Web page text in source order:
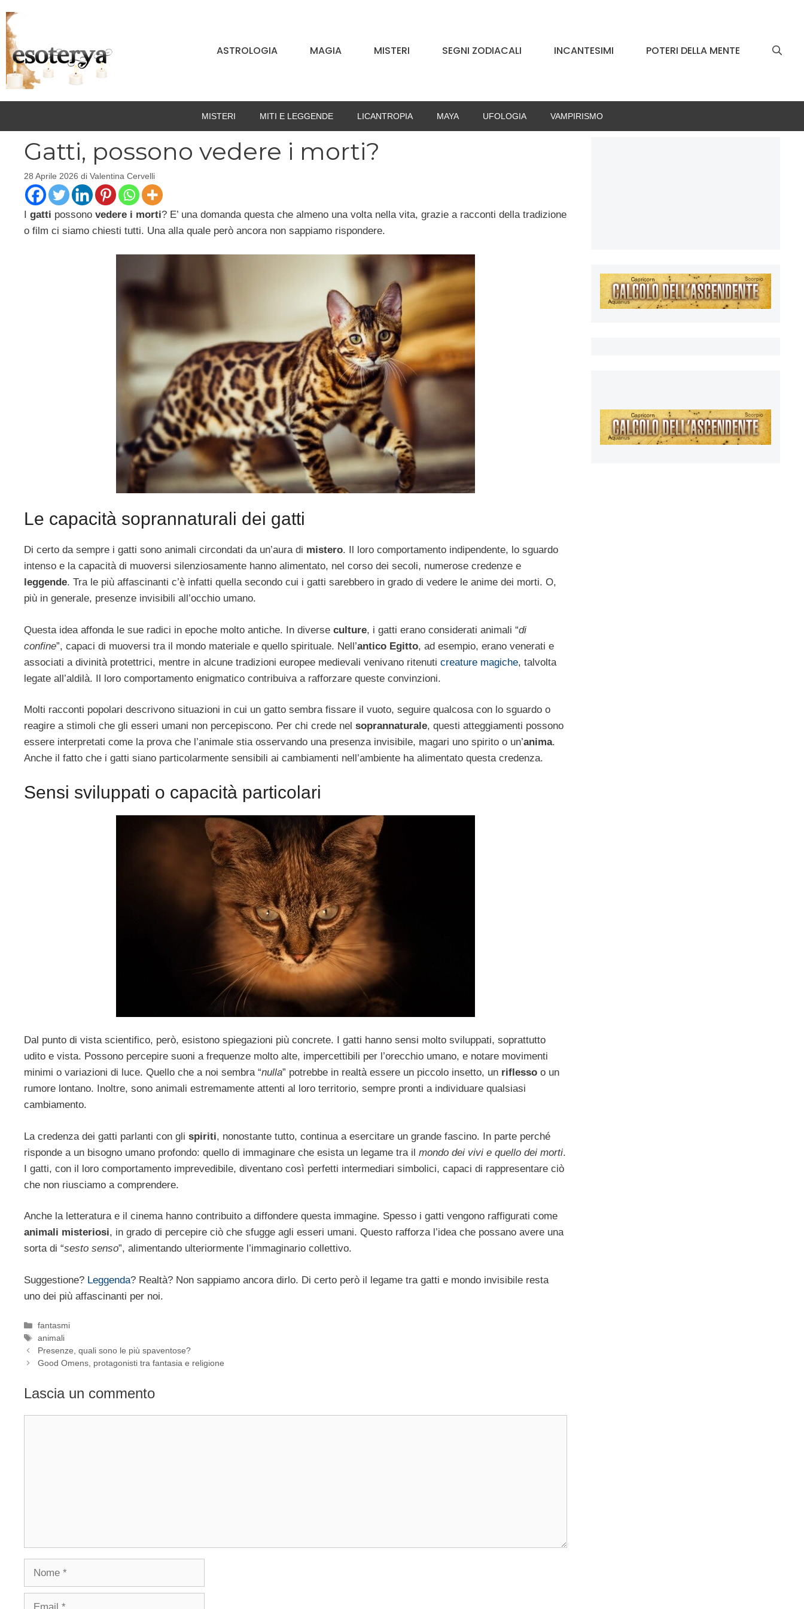
al
contenuto
ASTROLOGIA MAGIA MISTERI SEGNI ZODIACALI INCANTESIMI POTERI DELLA MENTE
MISTERI MITI E LEGGENDE LICANTROPIA MAYA UFOLOGIA VAMPIRISMO
Gatti, possono vedere i morti?
28 Aprile 2026 di Valentina Cervelli
gatti possono vedere i morti? E’ una domanda questa che almeno una volta nella vita, grazie a racconti della tradizione
o film ci siamo chiesti tutti. Una alla quale però ancora non sappiamo rispondere.
Le capacità soprannaturali dei gatti
Di certo da sempre i gatti sono animali circondati da un’aura di mistero. Il loro comportamento indipendente, lo sguardo
intenso e la capacità di muoversi silenziosamente hanno alimentato, nel corso dei secoli, numerose credenze e
leggende. Tra le più affascinanti c’è infatti quella secondo cui i gatti sarebbero in grado di vedere le anime dei morti. O,
più in generale, presenze invisibili all’occhio umano.
Questa idea affonda le sue radici in epoche molto antiche. In diverse culture, i gatti erano considerati animali “di
confine”, capaci di muoversi tra il mondo materiale e quello spirituale. Nell’antico Egitto, ad esempio, erano venerati e
associati a divinità protettrici, mentre in alcune tradizioni europee medievali venivano ritenuti creature magiche, talvolta
legate all’aldilà. Il loro comportamento enigmatico contribuiva a rafforzare queste convinzioni.
Molti racconti popolari descrivono situazioni in cui un gatto sembra fissare il vuoto, seguire qualcosa con lo sguardo o
reagire a stimoli che gli esseri umani non percepiscono. Per chi crede nel soprannaturale, questi atteggiamenti possono
essere interpretati come la prova che l’animale stia osservando una presenza invisibile, magari uno spirito o un’anima.
Anche il fatto che i gatti siano particolarmente sensibili ai cambiamenti nell’ambiente ha alimentato questa credenza.
Sensi sviluppati o capacità particolari
Dal punto di vista scientifico, però, esistono spiegazioni più concrete. I gatti hanno sensi molto sviluppati, soprattutto
udito e vista. Possono percepire suoni a frequenze molto alte, impercettibili per l’orecchio umano, e notare movimenti
minimi o variazioni di luce. Quello che a noi sembra “nulla” potrebbe in realtà essere un piccolo insetto, un riflesso o un
rumore lontano. Inoltre, sono animali estremamente attenti al loro territorio, sempre pronti a individuare qualsiasi
cambiamento.
La credenza dei gatti parlanti con gli spiriti, nonostante tutto, continua a esercitare un grande fascino. In parte perché
risponde a un bisogno umano profondo: quello di immaginare che esista un legame tra il mondo dei vivi e quello dei morti.
I gatti, con il loro comportamento imprevedibile, diventano così perfetti intermediari simbolici, capaci di rappresentare ciò
che non riusciamo a comprendere.
Anche la letteratura e il cinema hanno contribuito a diffondere questa immagine. Spesso i gatti vengono raffigurati come
animali misteriosi, in grado di percepire ciò che sfugge agli esseri umani. Questo rafforza l’idea che possano avere una
sorta di “sesto senso”, alimentando ulteriormente l’immaginario collettivo.
Suggestione? Leggenda? Realtà? Non sappiamo ancora dirlo. Di certo però il legame tra gatti e mondo invisibile resta
uno dei più affascinanti per noi.
Categorie
fantasmi
Tag
animali
Presenze, quali sono le più spaventose?
Good Omens, protagonisti tra fantasia e religione
Lascia un commento